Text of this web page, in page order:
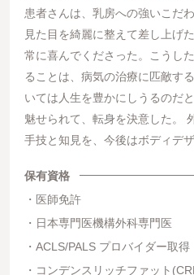
患者さんは、乳房への強いこだ
見た目を綺麗に整えて差し上げ
常に喜んでくださった。こうし
ることは、病気の治療に匹敵す
いては人生を豊かにしうるのだ
魅せられて、転身を決意した。
手技と知見を、今後はボディデ
保有資格
医師免許
日本専門医機構外科専門医
ACLS/PALS プロバイダー取得
コンデンスリッチファット